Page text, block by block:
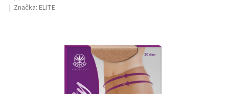
5
hvězdiček.
Značka: ELITE